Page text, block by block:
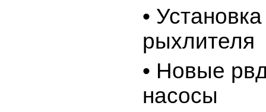
•
рыхлителя
• Новые
насосы